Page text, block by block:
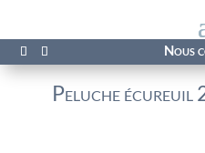
Nous
Peluche écureuil